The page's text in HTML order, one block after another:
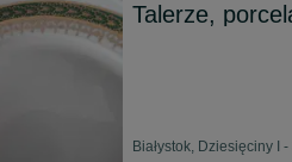
Talerze,
Białystok, Dziesięciny I